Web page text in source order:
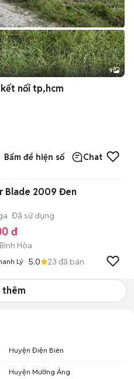
+2
9
nối tp,hcm
đã
Bấm để hiện số Chat
Blade 2009 Đen
Đã sử dụng
đ
Hòa
Lý 5.0 23 đã bán
thêm
Huyện Điện Biên
Huyện Mường Ảng